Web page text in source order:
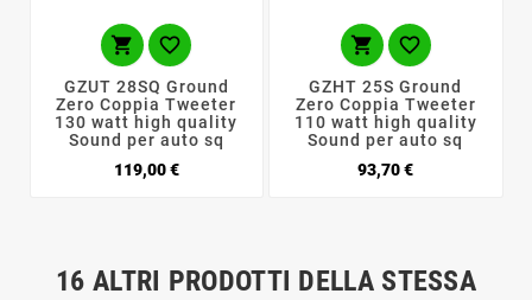
 
GZUT 28SQ Ground
Zero Coppia Tweeter
130 watt high quality
Sound per auto sq
119,00 €Prezzo
 
GZHT 25S Ground
Zero Coppia Tweeter
110 watt high quality
Sound per auto sq
93,70 €Prezzo
16 ALTRI PRODOTTI DELLA STESSA